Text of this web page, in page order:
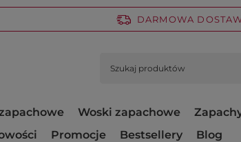
DARMOWA
Woski zapachowe
Promocje Bestsellery Blog